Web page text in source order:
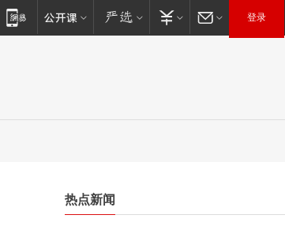
登录
热点新闻